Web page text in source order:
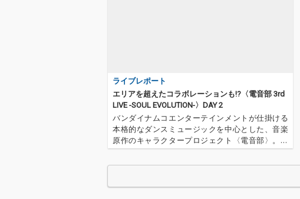
ライブレポート
エリアを超えたコラボレーションも!?〈電音部 3rd
LIVE -SOUL EVOLUTION-〉DAY 2
バンダイナムコエンターテインメントが仕掛ける
本格的なダンスミュージックを中心とした、音楽
原作のキャラクタープロジェクト〈電音部〉。そ
のイベント〈電音部 3rd LIVE -SOUL EVOLUTION-〉